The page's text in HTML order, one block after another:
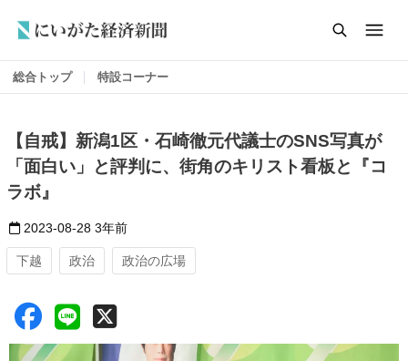
総合トップ 特設コーナー
【自戒】新潟1区・石崎徹元代議士のSNS写真が
「面白い」と評判に、街角のキリスト看板と『コ
ラボ』
2023-08-28 3年前
下越 政治 政治の広場